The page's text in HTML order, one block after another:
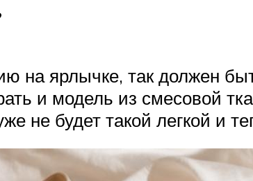
на ярлычке, так должен
и модель из смесовой
не будет такой легкой и